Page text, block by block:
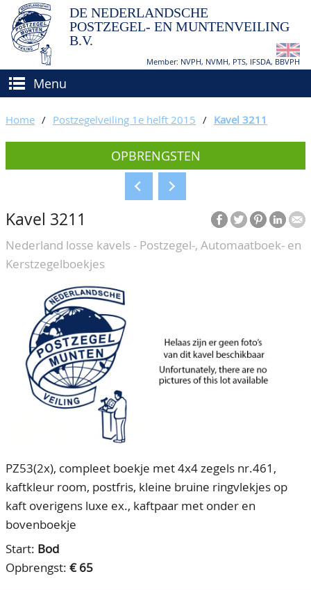
DE NEDERLANDSCHE
POSTZEGEL- EN MUNTENVEILING
B.V.
Member: NVPH, NVMH, PTS, IFSDA, BBVPH
Menu
(VER)KOPEN
Hoe verkopen?
Voorwaarden
BIEDEN
CATALOGI/OPBRENGSTEN
KEURINGSDIENST
OVER ONS
Ons Team
80 jarig bestaan
CONTACT
ACCOUNT
Home / Postzegelveiling 1e helft 2015 / Kavel 3211
OPBRENGSTEN
Kavel 3211
Nederland losse kavels - Postzegel-, Automaatboek- en
Kerstzegelboekjes
PZ53(2x), compleet boekje met 4x4 zegels nr.461,
kaftkleur room, postfris, kleine bruine ringvlekjes op
kaft overigens luxe ex., kaftpaar met onder en
bovenboekje
Start: Bod
Opbrengst: € 65